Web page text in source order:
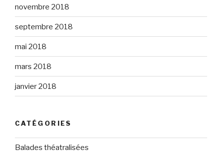
novembre 2018
septembre 2018
mai 2018
mars 2018
janvier 2018
CATÉGORIES
Balades théatralisées